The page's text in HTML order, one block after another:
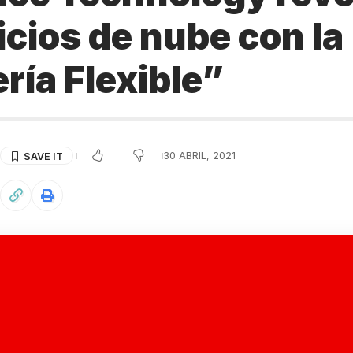
de nube con la
Flexible”
30 ABRIL, 2021